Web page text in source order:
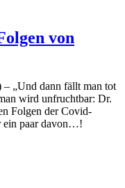
von
„Und dann fällt man tot
wird unfruchtbar: Dr.
Folgen der Covid-
ein paar davon…!